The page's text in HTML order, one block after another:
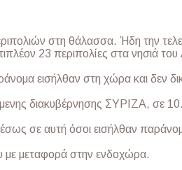
στη θάλασσα. Ήδη την
23 περιπολίες στα νησιά
εισήλθαν στη χώρα και δεν
διακυβέρνησης ΣΥΡΙΖΑ, σε
σε αυτή όσοι εισήλθαν
με μεταφορά στην ενδοχώρα.